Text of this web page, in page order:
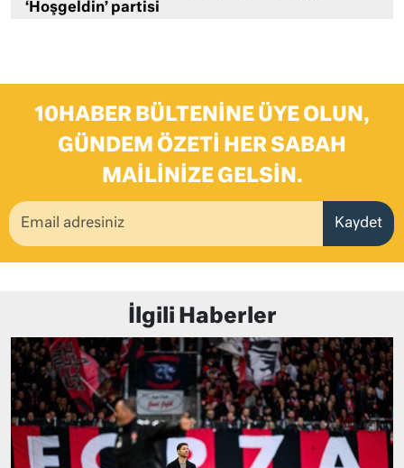
‘Hoşgeldin’ partisi
10HABER BÜLTENINE ÜYE OLUN,
GÜNDEM ÖZETI HER SABAH
MAILINIZE GELSIN.
Kaydet
İlgili Haberler